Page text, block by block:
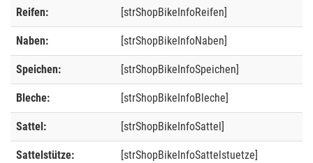
Reifen: [strShopBikeInfoReifen]
Naben: [strShopBikeInfoNaben]
Speichen: [strShopBikeInfoSpeichen]
Bleche: [strShopBikeInfoBleche]
Sattel: [strShopBikeInfoSattel]
Sattelstütze: [strShopBikeInfoSattelstuetze]